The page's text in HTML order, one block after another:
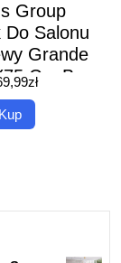
Group
Do Salonu
Grande
Cm Brąz
zł
Kup